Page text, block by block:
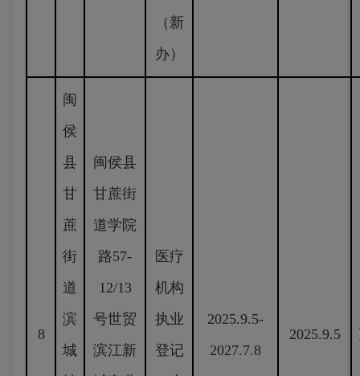
（新
办）
8
闽
侯
县
甘
蔗
街
道
滨
城
闽侯县
甘蔗街
道学院
路57-
12/13
号世贸
滨江新
医疗
机构
执业
登记
2025.9.5-
2027.7.8
2025.9.5